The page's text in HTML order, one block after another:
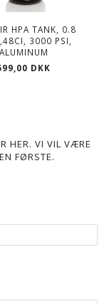
HPA TANK, 0.8
3000 PSI,
ALUMINUM
DKK
HER. VI VIL VÆRE
FØRSTE.